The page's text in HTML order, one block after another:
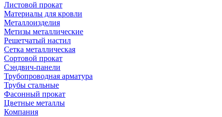
Листовой прокат
Материалы для кровли
Металлоизделия
Метизы металлические
Решетчатый настил
Сетка металлическая
Сортовой прокат
Сэндвич-панели
Трубопроводная арматура
Трубы стальные
Фасонный прокат
Цветные металлы
Компания